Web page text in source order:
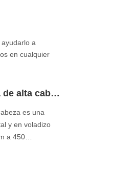
a
en cualquier
Bomba de lodo centrífuga de alta cabeza
es una
y en voladizo
a 450
de goma
El impulsor